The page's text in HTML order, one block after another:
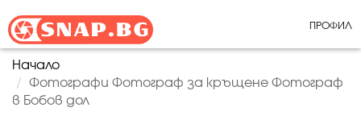
ПРОФИЛ
Начало
Фотографи Фотограф за кръщене Фотограф
в Бобов дол